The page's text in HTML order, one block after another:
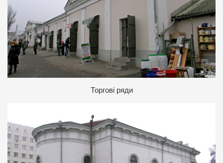
Торгові ряди